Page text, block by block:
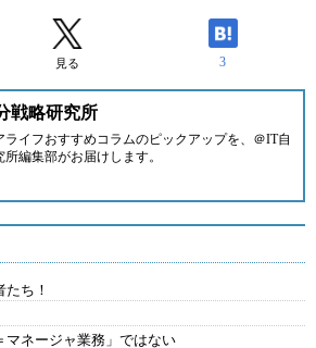
見る 3
戦略研究所
ライフおすすめコラムのピックアップを、 ＠IT自
所編集部がお届けします。
ち！
マネージャ業務」ではない